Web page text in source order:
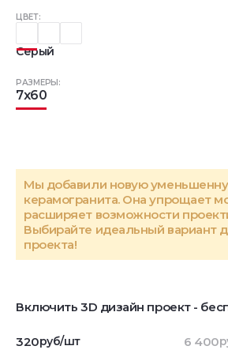
ЦВЕТ:
Серый
РАЗМЕРЫ:
7x60
Мы добавили новую
керамогранита. Она упрощает
расширяет возможности
Выбирайте идеальный вариант
проекта!
Включить 3D дизайн проект -
320руб/шт 6 400